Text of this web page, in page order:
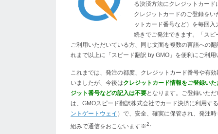
る決済方法にクレジットカー
クレジットカードのご登録を
ットカード番号など）を毎回
続きでご発注できます。「ス
ご利用いただいている方、同じ文面を複数の言語への
れまで以上に「スピード翻訳 by GMO」を便利にご利
これまでは、発注の都度、クレジットカード番号や有
いましたが、今後はクレジットカード情報をご登録い
ジット番号などの記入は不要となります。ご登録いた
は、GMOスピード翻訳株式会社でカード決済に利用す
ントゲートウェイ ）で、安全、確実に保管され、発注
組みで通信をおこないます※2。